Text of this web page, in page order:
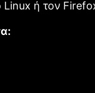
Linux ή τον